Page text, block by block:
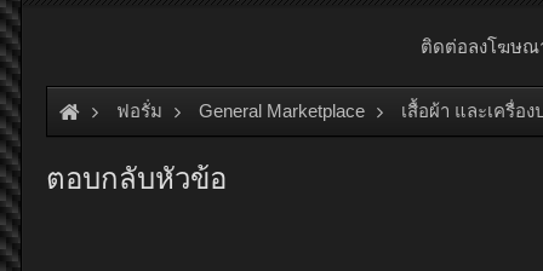
ติดต่อลงโฆษ
ฟอรั่ม General Marketplace เสื้อผ้า และเครื่อ
ตอบกลับหัวข้อ